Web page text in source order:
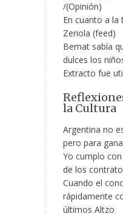
/(Opinión)
En cuanto a la
Zeriola (feed)
Bernat sabía
dulces los
Extracto fue
la Cultura
Argentina no
pero para
Yo cumplo
de los
Cuando el
rápidamente
últimos Altzo